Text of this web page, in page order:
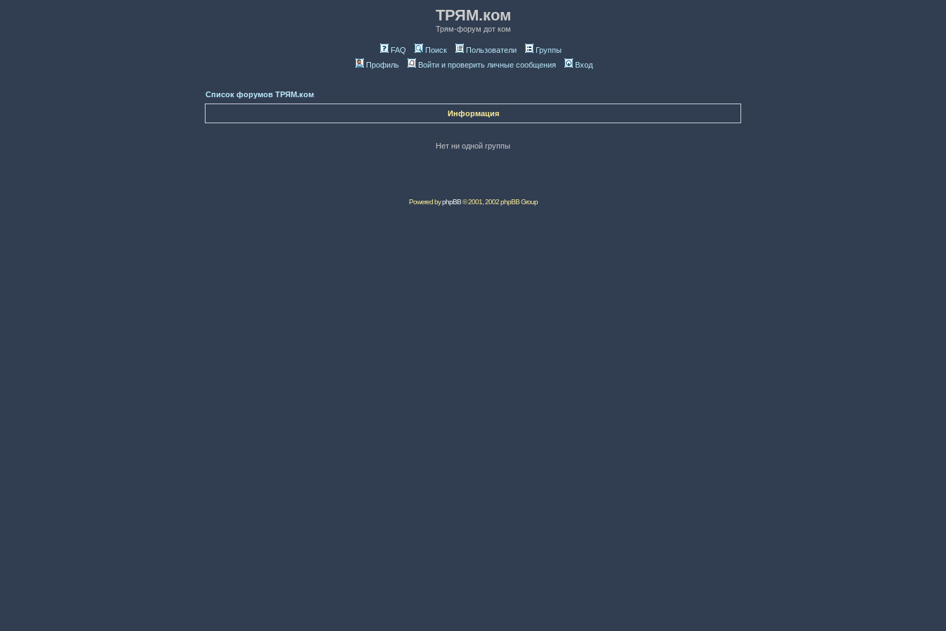
ТРЯМ.ком
Трям-форум дот ком
FAQ Поиск Пользователи
Группы
Профиль
Войти и проверить личные сообщения Вход
Список форумов ТРЯМ.ком
Информация
Нет ни одной группы
Powered byphpBB© 2001, 2002 phpBB Group